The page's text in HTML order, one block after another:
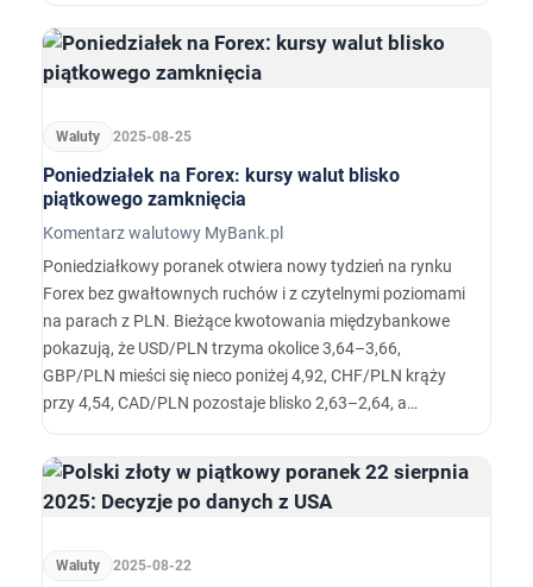
zwyżkę o około 0,15‑0,20 % w ciągu dnia.
Waluty 2025-08-25
Poniedziałek na Forex: kursy walut blisko
piątkowego zamknięcia
Komentarz walutowy MyBank.pl
Poniedziałkowy poranek otwiera nowy tydzień na rynku
Forex bez gwałtownych ruchów i z czytelnymi poziomami
na parach z PLN. Bieżące kwotowania międzybankowe
pokazują, że USD/PLN trzyma okolice 3,64–3,66,
GBP/PLN mieści się nieco poniżej 4,92, CHF/PLN krąży
przy 4,54, CAD/PLN pozostaje blisko 2,63–2,64, a
w czasie rzeczywistym, a nie kursy tabelowe z dziennego
fixingu.…
Waluty 2025-08-22